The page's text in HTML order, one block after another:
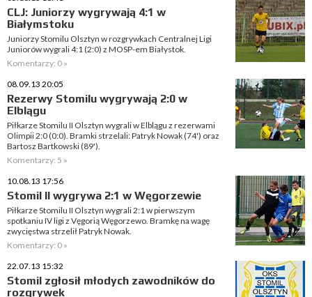
CLJ: Juniorzy wygrywają 4:1 w
Białymstoku
Juniorzy Stomilu Olsztyn w rozgrywkach Centralnej Ligi
Juniorów wygrali 4:1 (2:0) z MOSP-em Białystok.
Komentarzy: 0 »
08.09.13 20:05
Rezerwy Stomilu wygrywają 2:0 w
Elblągu
Piłkarze Stomilu II Olsztyn wygrali w Elblągu z rezerwami
Olimpii 2:0 (0:0). Bramki strzelali: Patryk Nowak (74') oraz
Bartosz Bartkowski (89').
Komentarzy: 5 »
10.08.13 17:56
Stomil II wygrywa 2:1 w Węgorzewie
Piłkarze Stomilu II Olsztyn wygrali 2:1 w pierwszym
spotkaniu IV ligi z Vęgorią Węgorzewo. Bramkę na wagę
zwycięstwa strzelił Patryk Nowak.
Komentarzy: 0 »
22.07.13 15:32
Stomil zgłosił młodych zawodników do
rozgrywek